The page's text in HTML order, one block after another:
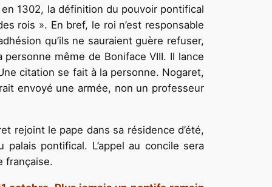
1302, la définition du pouvoir pontifical
rois ». En bref, le roi n’est responsable
qu’ils ne sauraient guère refuser,
même de Boniface VIII. Il lance
citation se fait à la personne. Nogaret,
envoyé une armée, non un professeur
rejoint le pape dans sa résidence d’été,
pontifical. L’appel au concile sera
française.